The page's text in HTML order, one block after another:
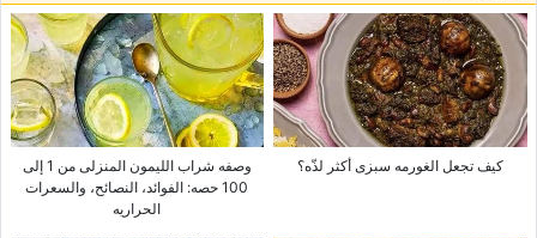
کیف تجعل الغورمه سبزی أکثر لذّه؟
وصفه شراب اللیمون المنزلی من 1 إلى
100 حصه: الفوائد، النصائح، والسعرات
الحراریه